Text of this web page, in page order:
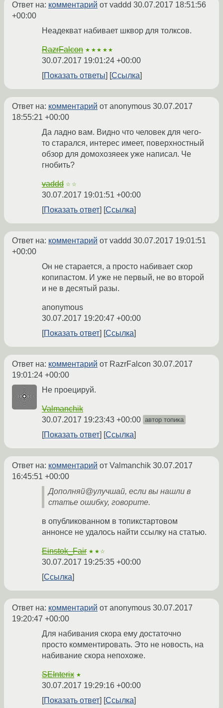
Ответ на: комментарий от vaddd 30.07.2017 18:51:56
+00:00
Неадекват набивает шквор для толксов.
RazrFalcon ★★★★★
30.07.2017 19:01:24 +00:00
Показать ответы
Ссылка
Ответ на: комментарий от anonymous 30.07.2017
18:55:21 +00:00
Да ладно вам. Видно что человек для чего-
то старался, интерес имеет, поверхностный
обзор для домохозяеек уже написал. Че
гнобить?
vaddd ☆☆
30.07.2017 19:01:51 +00:00
Показать ответ
Ссылка
Ответ на: комментарий от vaddd 30.07.2017 19:01:51
+00:00
Он не старается, а просто набивает скор
копипастом. И уже не первый, не во второй
и не в десятый разы.
anonymous
30.07.2017 19:20:47 +00:00
Показать ответ
Ссылка
Ответ на: комментарий от RazrFalcon 30.07.2017
19:01:24 +00:00
Не проецируй.
Valmanchik
30.07.2017 19:23:43 +00:00 автор топика
Показать ответ Ссылка
Ответ на: комментарий от Valmanchik 30.07.2017
16:45:51 +00:00
Дополняй@улучшай, если вы нашли в
статье ошибку, говорите.
в опубликованном в топикстартовом
аннонсе не удалось найти ссылку на статью.
Einstok_Fair ★★☆
30.07.2017 19:25:35 +00:00
Ссылка
Ответ на: комментарий от anonymous 30.07.2017
19:20:47 +00:00
Для набивания скора ему достаточно
просто комментировать. Это не новость, на
набивание скора непохоже.
SEInterix ★
30.07.2017 19:29:16 +00:00
Показать ответ
Ссылка